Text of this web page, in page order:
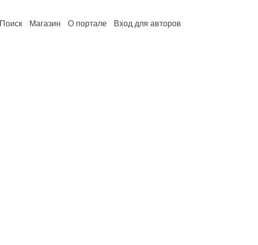
Поиск Магазин О портале Вход для авторов